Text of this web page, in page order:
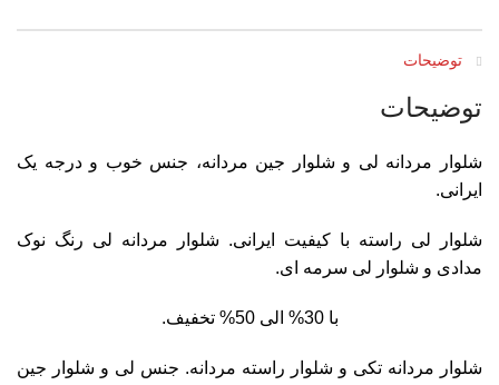
توضیحات
توضیحات
شلوار مردانه لی و شلوار جین مردانه، جنس خوب و درجه یک
ایرانی.
شلوار لی راسته با کیفیت ایرانی. شلوار مردانه لی رنگ نوک
مدادی و شلوار لی سرمه ای.
با 30% الی 50% تخفیف.
شلوار مردانه تکی و شلوار راسته مردانه. جنس لی و شلوار جین